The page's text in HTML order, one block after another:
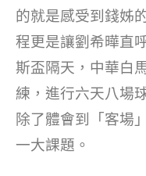
的就是感受到錢姊
程更是讓劉希曄直
斯盃隔天，中華白
練，進行六天八場
除了體會到「客場
一大課題。